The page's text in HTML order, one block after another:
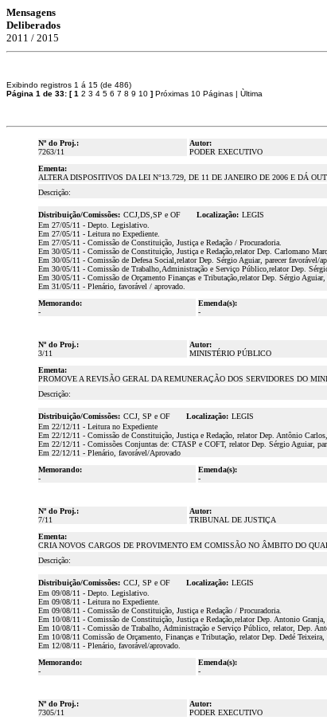
Mensagens
Deliberados
2011 / 2015
Exibindo registros 1 á 15 (de 486)
Página 1 de 33: [1 2 3 4 5 6 7 8 9 10 ] Próximas 10 Páginas | Ùltima
Nº do Proj.:
7263/11
Autor:
PODER EXECUTIVO
Ementa:
ALTERA DISPOSITIVOS DA LEI N°13.729, DE 11 DE JANEIRO DE 2006 E DÁ
Descrição:
Distribuição/Comissões: CCJ,DS,SP e OF Localização: LEGIS
Em 27/05/11 - Depto. Legislativo.
Em 27/05/11 - Leitura no Expediente.
Em 27/05/11 - Comissão de Constituição, Justiça e Redação / Procuradoria.
Em 30/05/11 - Comissão de Constituição, Justiça e Redação,relator Dep. Carlomano
Em 30/05/11 - Comissão de Defesa Social,relator Dep. Sérgio Aguiar, parecer favorável/
Em 30/05/11 - Comissão de Trabalho,Administração e Serviço Público,relator Dep.
Em 30/05/11 - Comissão de Orçamento Finanças e Tributação,relator Dep. Sérgio Aguiar,
Em 31/05/11 - Plenário, favorável / aprovado.
Memorando:
-
Emenda(s):
-
Nº do Proj.:
3/11
Autor:
MINISTÉRIO PÚBLICO
Ementa:
PROMOVE A REVISÃO GERAL DA REMUNERAÇÃO DOS SERVIDORES DO
Descrição:
Distribuição/Comissões: CCJ, SP e OF Localização: LEGIS
Em 22/12/11 - Leitura no Expediente
Em 22/12/11 - Comissão de Constituição, Justiça e Redação, relator Dep. Antônio
Em 22/12/11 - Comissões Conjuntas de: CTASP e COFT, relator Dep. Sérgio Aguiar,
Em 22/12/11 - Plenário, favorável/Aprovado
Memorando:
-
Emenda(s):
-
Nº do Proj.:
7/11
Autor:
TRIBUNAL DE JUSTIÇA
Ementa:
CRIA NOVOS CARGOS DE PROVIMENTO EM COMISSÃO NO ÂMBITO DO
Descrição:
Distribuição/Comissões: CCJ, SP e OF Localização: LEGIS
Em 09/08/11 - Depto. Legislativo.
Em 09/08/11 - Leitura no Expediente.
Em 09/08/11 - Comissão de Constituição, Justiça e Redação / Procuradoria.
Em 10/08/11 - Comissão de Constituição, Justiça e Redação,relator Dep. Antonio Granja,
Em 10/08/11 - Comissão de Trabalho, Administração e Serviço Público, relator, Dep.
Em 10/08/11 Comissão de Orçamento, Finanças e Tributação, relator Dep. Dedé Teixeira,
Em 12/08/11 - Plenário, favorável/aprovado.
Memorando:
-
Emenda(s):
-
Nº do Proj.:
7305/11
Autor:
PODER EXECUTIVO